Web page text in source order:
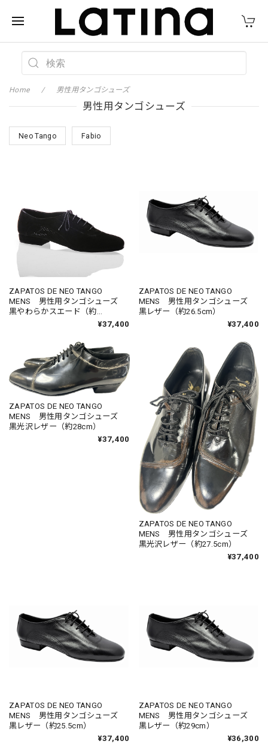
Home 男性用タンゴシューズ
男性用タンゴシューズ
Neo Tango Fabio
ZAPATOS DE NEO TANGO
MENS 男性用タンゴシューズ
黒やわらかスエード（約
¥37,400
ZAPATOS DE NEO TANGO
MENS 男性用タンゴシューズ
黒レザー（約26.5cm）
¥37,400
ZAPATOS DE NEO TANGO
MENS 男性用タンゴシューズ
黒光沢レザー（約28cm）
¥37,400
ZAPATOS DE NEO TANGO
MENS 男性用タンゴシューズ
黒光沢レザー（約27.5cm）
¥37,400
ZAPATOS DE NEO TANGO
MENS 男性用タンゴシューズ
黒レザー（約25.5cm）
¥37,400
ZAPATOS DE NEO TANGO
MENS 男性用タンゴシューズ
黒レザー（約29cm）
¥36,300